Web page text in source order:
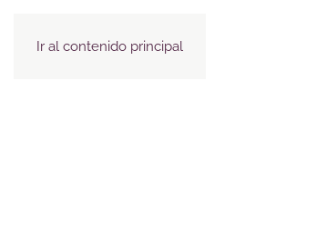
Ir al contenido principal